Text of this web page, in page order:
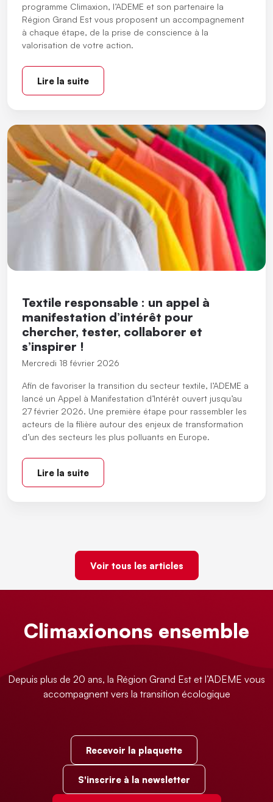
programme Climaxion, l’ADEME et son partenaire la
Région Grand Est vous proposent un accompagnement
à chaque étape, de la prise de conscience à la
valorisation de votre action.
Lire la suite
Textile responsable : un appel à
manifestation d’intérêt pour
chercher, tester, collaborer et
s’inspirer !
Mercredi 18 février 2026
Afin de favoriser la transition du secteur textile, l’ADEME a
lancé un Appel à Manifestation d’Intérêt ouvert jusqu’au
27 février 2026. Une première étape pour rassembler les
acteurs de la filière autour des enjeux de transformation
d’un des secteurs les plus polluants en Europe.
Lire la suite
Voir tous les articles
Climaxionons ensemble
Depuis plus de 20 ans, la Région Grand Est et l’ADEME vous
accompagnent vers la transition écologique
Recevoir la plaquette
S'inscrire à la newsletter